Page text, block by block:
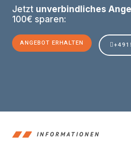
Jetzt unverbindliches
100€ sparen:
ANGEBOT ERHALTEN
INFORMATIONEN